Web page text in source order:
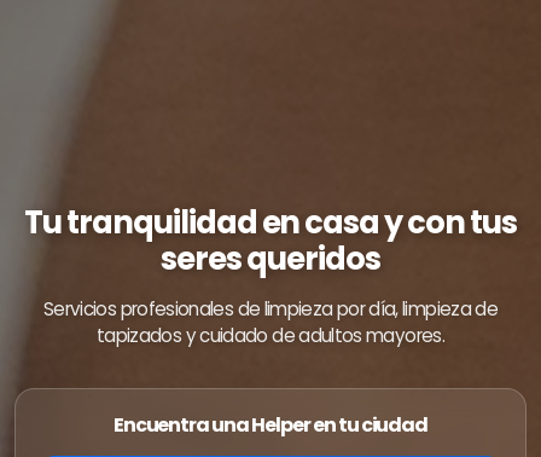
Tu tranquilidad en casa y con tus
seres queridos
Servicios profesionales de limpieza por día, limpieza de
tapizados y cuidado de adultos mayores.
Encuentra una Helper en tu ciudad